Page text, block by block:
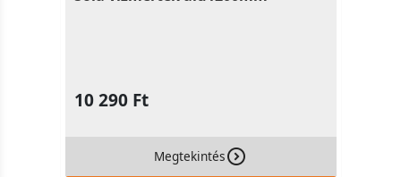
10 290 Ft
Megtekintés